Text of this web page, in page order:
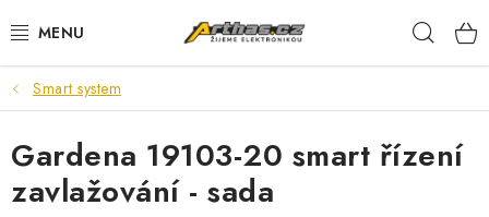
na
TELEFONY, TABLETY
POČÍTAČE, NOTEBOOKY
PRO HRÁČE
Smart system
Gardena 19103-20 smart řízení
zavlažování - sada